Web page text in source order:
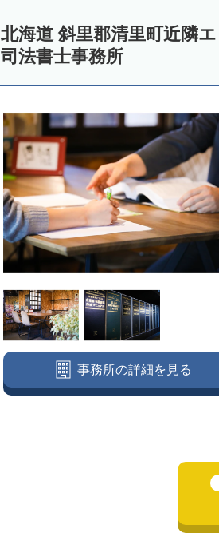
天塩郡遠別町 天塩郡天塩町 天塩郡豊
常呂郡置戸町 常呂郡佐呂間町 紋別郡遠
紋別郡西興部村 紋別郡雄武町 有珠郡
浦河郡浦河町 様似郡様似町 幌泉郡え
河東郡上士幌町 河東郡鹿追町 河西郡
広尾郡広尾町 足寄郡足寄町 足寄郡陸別
標津郡標津町 目梨郡羅臼町
北海道 斜里郡清里町近隣
司法書士事務所
事務所の詳細を見る